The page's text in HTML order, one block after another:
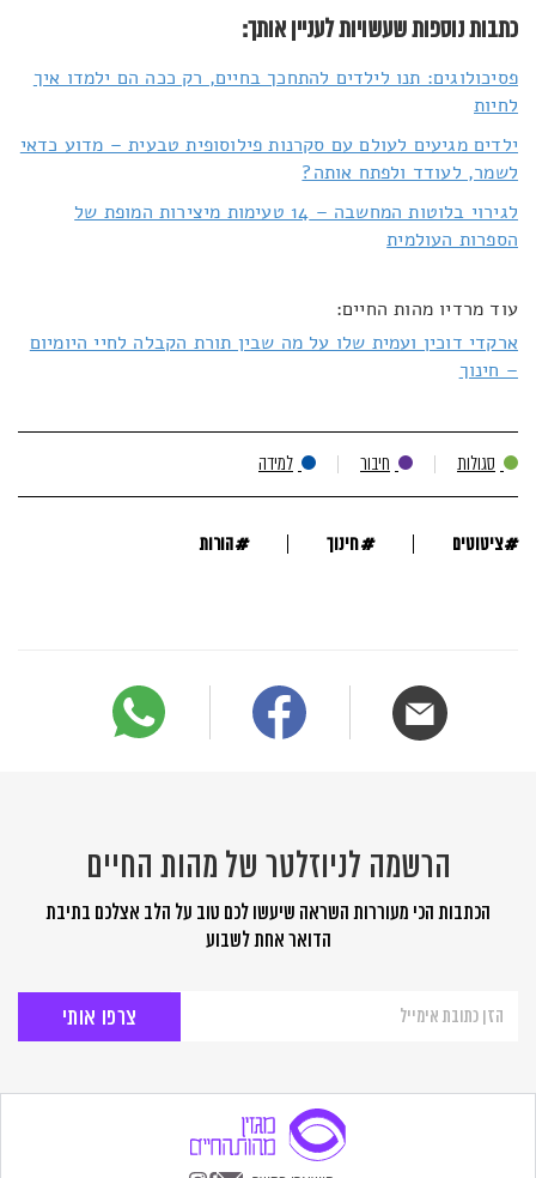
כתבות נוספות שעשויות לעניין אותך:
פסיכולוגים: תנו לילדים להתחכך בחיים, רק ככה הם ילמדו איך
לחיות
ילדים מגיעים לעולם עם סקרנות פילוסופית טבעית – מדוע כדאי
לשמר, לעודד ולפתח אותה?
לגירוי בלוטות המחשבה – 14 טעימות מיצירות המופת של
הספרות העולמית
עוד מרדיו מהות החיים:
ארקדי דוכין ועמית שלו על מה שבין תורת הקבלה לחיי היומיום
– חינוך
סגולות חיבור למידה
#ציטוטים #חינוך #הורות
הרשמה לניוזלטר של מהות החיים
הכתבות הכי מעוררות השראה שיעשו לכם טוב על הלב אצלכם בתיבת
הדואר אחת לשבוע
לניוזלטר
החיים